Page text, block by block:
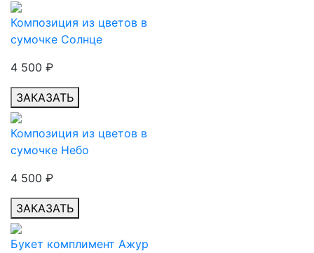
Композиция из цветов в
сумочке Солнце
4 500 ₽
ЗАКАЗАТЬ
Композиция из цветов в
сумочке Небо
4 500 ₽
ЗАКАЗАТЬ
Букет комплимент Ажур